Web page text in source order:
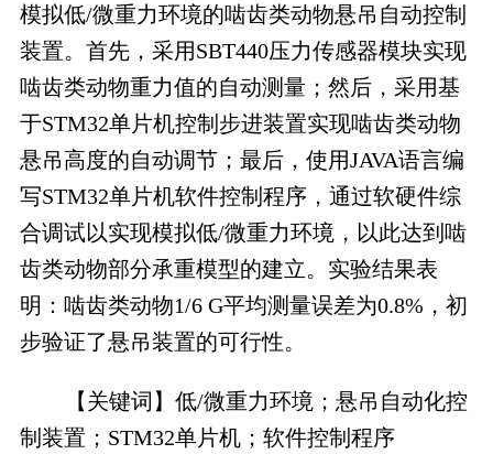
模拟低/微重力环境的啮齿类动物悬吊自动控制
装置。首先，采用SBT440压力传感器模块实现
啮齿类动物重力值的自动测量；然后，采用基
于STM32单片机控制步进装置实现啮齿类动物
悬吊高度的自动调节；最后，使用JAVA语言编
写STM32单片机软件控制程序，通过软硬件综
合调试以实现模拟低/微重力环境，以此达到啮
齿类动物部分承重模型的建立。实验结果表
明：啮齿类动物1/6 G平均测量误差为0.8%，初
步验证了悬吊装置的可行性。
【关键词】低/微重力环境；悬吊自动化控
制装置；STM32单片机；软件控制程序